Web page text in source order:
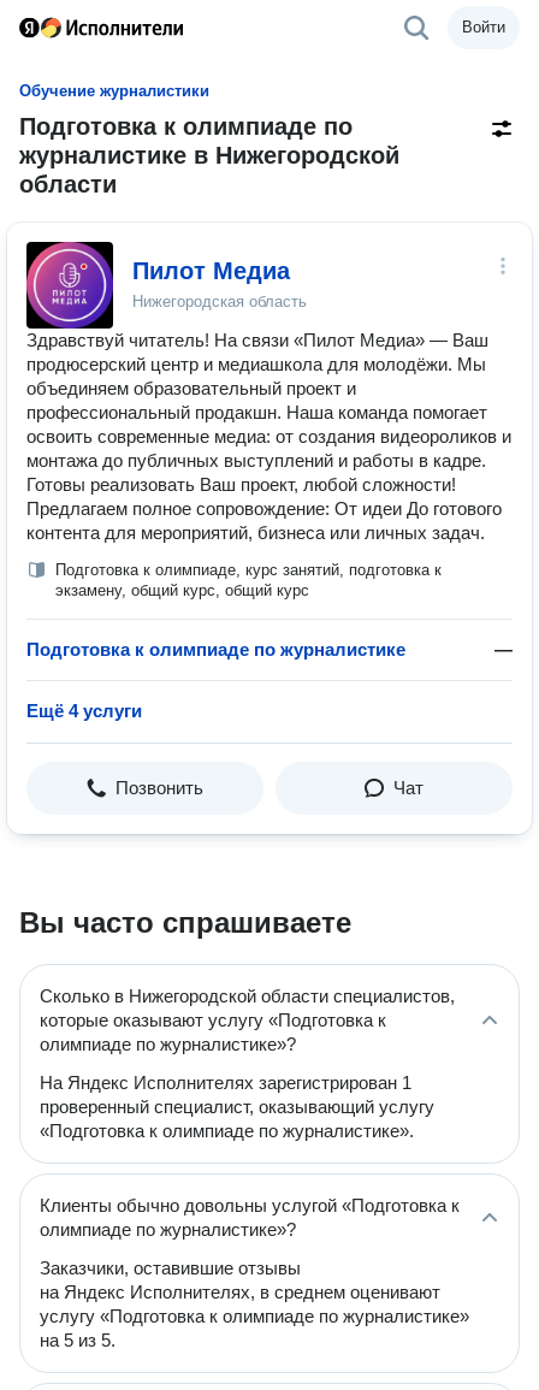
Войти
Обучение журналистики
Подготовка к олимпиаде по
журналистике в Нижегородской
области
Пилот Медиа
Нижегородская область
Здравствуй читатель! На связи «Пилот Медиа» — Ваш
продюсерский центр и медиашкола для молодёжи. Мы
объединяем образовательный проект и
профессиональный продакшн. Наша команда помогает
освоить современные медиа: от создания видеороликов и
монтажа до публичных выступлений и работы в кадре.
Готовы реализовать Ваш проект, любой сложности!
Предлагаем полное сопровождение: От идеи До готового
контента для мероприятий, бизнеса или личных задач.
Подготовка к олимпиаде, курс занятий, подготовка к
экзамену, общий курс, общий курс
Подготовка к олимпиаде по журналистике —
Ещё 4 услуги
Позвонить Чат
Вы часто спрашиваете
Сколько в Нижегородской области специалистов,
которые оказывают услугу «Подготовка к
олимпиаде по журналистике»?
На Яндекс Исполнителях зарегистрирован 1
проверенный специалист, оказывающий услугу
«Подготовка к олимпиаде по журналистике».
Клиенты обычно довольны услугой «Подготовка к
олимпиаде по журналистике»?
Заказчики, оставившие отзывы
на Яндекс Исполнителях, в среднем оценивают
услугу «Подготовка к олимпиаде по журналистике»
на 5 из 5.